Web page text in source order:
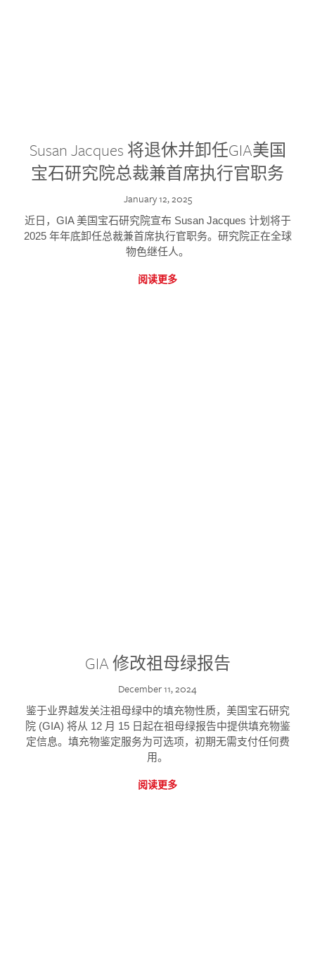
Susan Jacques 将退休并卸任GIA美国
宝石研究院总裁兼首席执行官职务
January 12, 2025
近日，GIA 美国宝石研究院宣布 Susan Jacques 计划将于
2025 年年底卸任总裁兼首席执行官职务。研究院正在全球
物色继任人。
阅读更多
GIA 修改祖母绿报告
December 11, 2024
鉴于业界越发关注祖母绿中的填充物性质，美国宝石研究
院 (GIA) 将从 12 月 15 日起在祖母绿报告中提供填充物鉴
定信息。填充物鉴定服务为可选项，初期无需支付任何费
用。
阅读更多